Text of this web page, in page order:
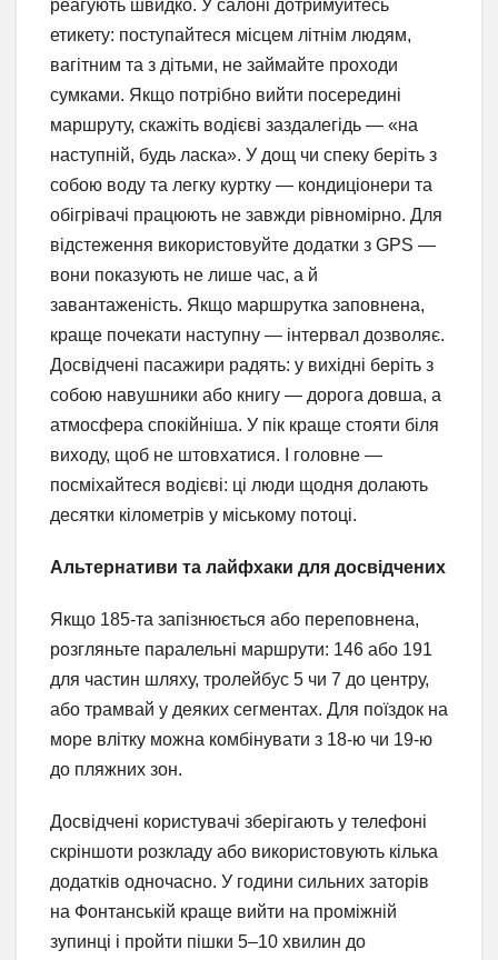
реагують швидко. У салоні дотримуйтесь
етикету: поступайтеся місцем літнім людям,
вагітним та з дітьми, не займайте проходи
сумками. Якщо потрібно вийти посередині
маршруту, скажіть водієві заздалегідь — «на
наступній, будь ласка». У дощ чи спеку беріть з
собою воду та легку куртку — кондиціонери та
обігрівачі працюють не завжди рівномірно. Для
відстеження використовуйте додатки з GPS —
вони показують не лише час, а й
завантаженість. Якщо маршрутка заповнена,
краще почекати наступну — інтервал дозволяє.
Досвідчені пасажири радять: у вихідні беріть з
собою навушники або книгу — дорога довша, а
атмосфера спокійніша. У пік краще стояти біля
виходу, щоб не штовхатися. І головне —
посміхайтеся водієві: ці люди щодня долають
десятки кілометрів у міському потоці.
Альтернативи та лайфхаки для досвідчених
Якщо 185-та запізнюється або переповнена,
розгляньте паралельні маршрути: 146 або 191
для частин шляху, тролейбус 5 чи 7 до центру,
або трамвай у деяких сегментах. Для поїздок на
море влітку можна комбінувати з 18-ю чи 19-ю
до пляжних зон.
Досвідчені користувачі зберігають у телефоні
скріншоти розкладу або використовують кілька
додатків одночасно. У години сильних заторів
на Фонтанській краще вийти на проміжній
зупинці і пройти пішки 5–10 хвилин до